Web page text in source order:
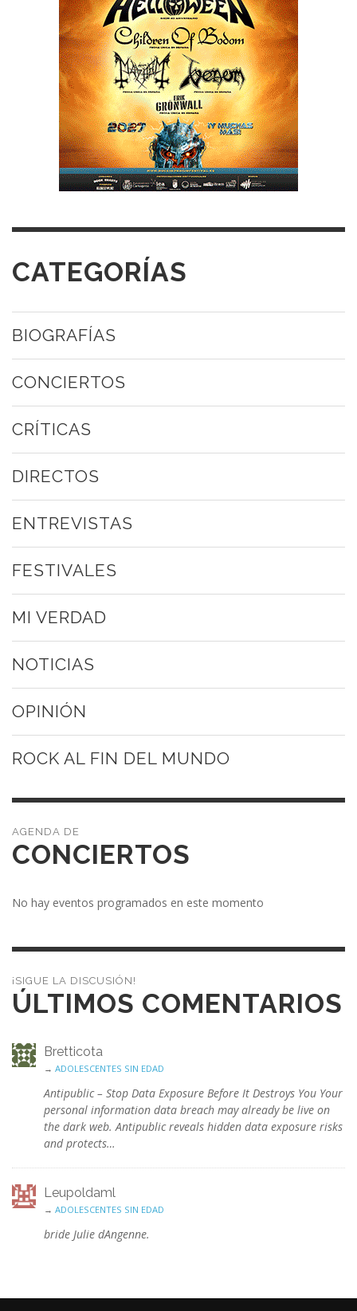
CATEGORÍAS
BIOGRAFÍAS
CONCIERTOS
CRÍTICAS
DIRECTOS
ENTREVISTAS
FESTIVALES
MI VERDAD
NOTICIAS
OPINIÓN
ROCK AL FIN DEL MUNDO
CONCIERTOS
No hay eventos programados en este momento
¡SIGUE LA DISCUSIÓN!
ÚLTIMOS COMENTARIOS
Bretticota
→ ADOLESCENTES SIN EDAD
Antipublic – Stop Data Exposure Before It Destroys You Your
personal information data breach may already be live on
the dark web. Antipublic reveals hidden data exposure risks
and protects…
Leupoldaml
→ ADOLESCENTES SIN EDAD
bride Julie dAngenne.